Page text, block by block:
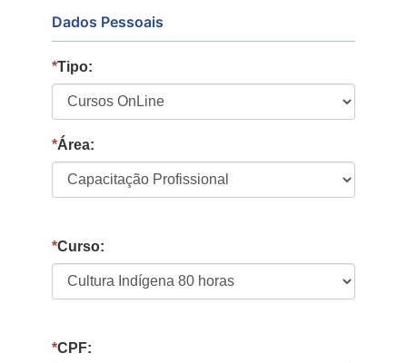
Dados Pessoais
*Tipo:
*Área:
*Curso:
*CPF: